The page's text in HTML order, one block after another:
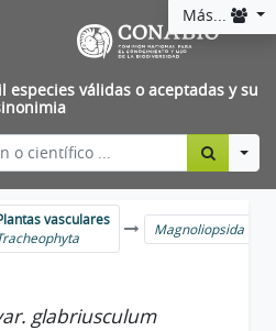
Más...
especies válidas o aceptadas y su
vasculares
Magnoliopsida
glabriusculum